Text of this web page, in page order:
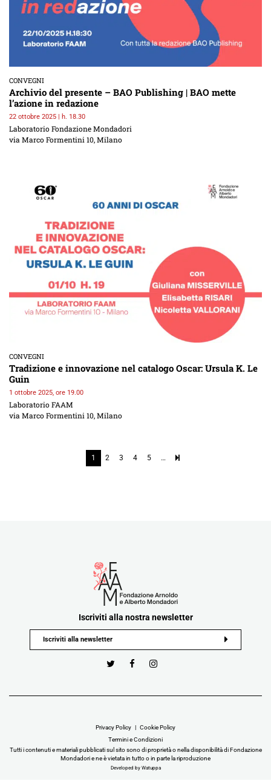
CONVEGNI
Archivio del presente – BAO Publishing | BAO mette
l’azione in redazione
22 ottobre 2025 | h. 18.30
Laboratorio Fondazione Mondadori
via Marco Formentini 10, Milano
CONVEGNI
Tradizione e innovazione nel catalogo Oscar: Ursula K. Le
Guin
1 ottobre 2025, ore 19.00
Laboratorio FAAM
via Marco Formentini 10, Milano
1 2 3 4 5 …
Iscriviti alla nostra newsletter
Privacy Policy
Cookie Policy
Termini e Condizioni
Tutti i contenuti e materiali pubblicati sul sito sono di proprietà o nella disponibilità di Fondazione
Mondadori e ne è vietata in tutto o in parte la riproduzione
Developed by Watuppa